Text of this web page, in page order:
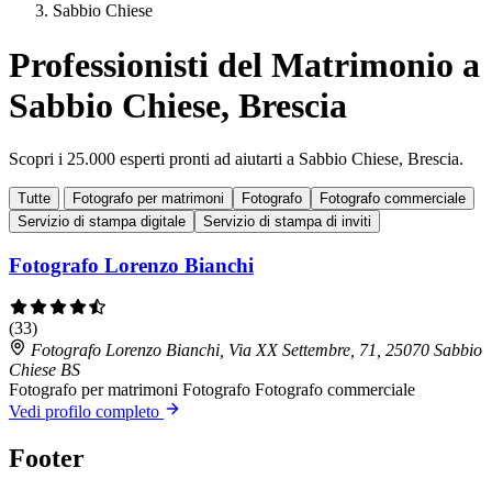
Sabbio Chiese
Professionisti del Matrimonio a
Sabbio Chiese, Brescia
Scopri i 25.000 esperti pronti ad aiutarti a Sabbio Chiese, Brescia.
Tutte Fotografo per matrimoni Fotografo
Fotografo commerciale
Servizio di stampa digitale
Servizio di stampa di inviti
Fotografo Lorenzo Bianchi
(33)
Fotografo Lorenzo Bianchi, Via XX Settembre, 71, 25070 Sabbio
Chiese BS
Fotografo per matrimoni Fotografo Fotografo commerciale
Vedi profilo completo
Footer